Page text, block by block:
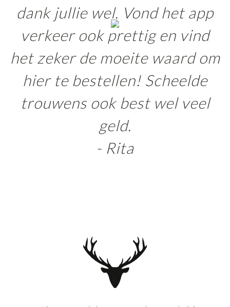
dank jullie wel. Vond het app
verkeer ook prettig en vind
het zeker de moeite waard om
hier te bestellen! Scheelde
trouwens ook best wel veel
geld.
- Rita